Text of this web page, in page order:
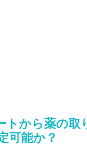
トから薬の
可能か？